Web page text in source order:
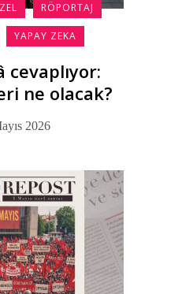
RÖPORTAJ
YAPAY ZEKA
cevaplıyor:
ne olacak?
2026